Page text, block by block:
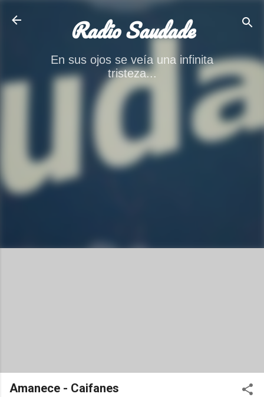
Radio Saudade
En sus ojos se veía una infinita
tristeza...
Amanece - Caifanes